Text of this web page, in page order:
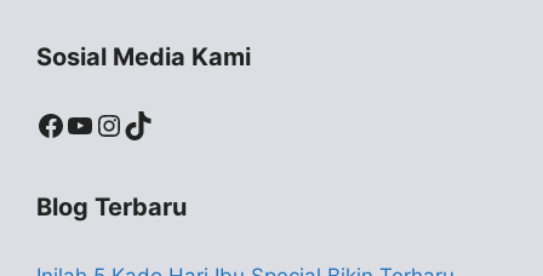
Sosial Media Kami
Facebook
YouTube
Instagram
TikTok
Blog Terbaru